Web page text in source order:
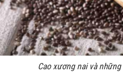
Cao xương nai và